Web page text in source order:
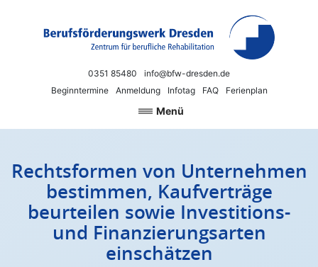
0351 85480
info@bfw-dresden.de
Beginntermine
Anmeldung Infotag FAQ Ferienplan
Berufsförderungswerk Dresden
Neue Chancen für Beruf und Arbeit
Menü
Rechtsformen von Unternehmen
bestimmen, Kaufverträge
beurteilen sowie Investitions-
und Finanzierungsarten
einschätzen